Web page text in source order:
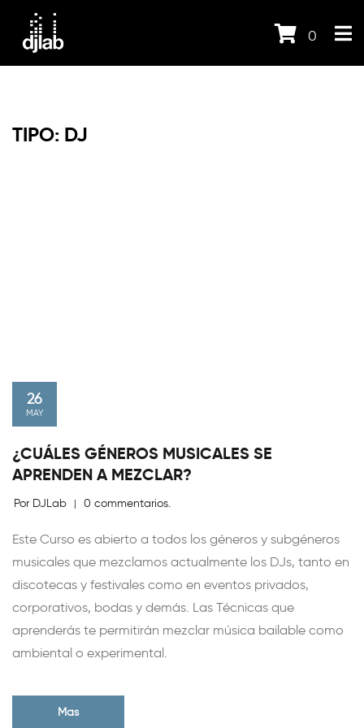
0
TIPO: DJ
26
MAY
¿CUÁLES GÉNEROS MUSICALES SE
APRENDEN A MEZCLAR?
Por DJLab | 0 commentarios.
Este Curso es abierto a todos los géneros y subgéneros
musicales que mezclamos actualmente los DJs, tanto en
discotecas y festivales como en eventos privados,
corporativos, bodas y demás. Las Técnicas que
aprenderás te permitirán mezclar música bailable como
ambiental o experimental.
Mas